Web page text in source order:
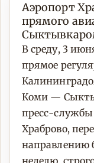
Аэропорт
прямого
В среду, 3
прямое
Коми —
пресс-службы
Храброво,
направлению